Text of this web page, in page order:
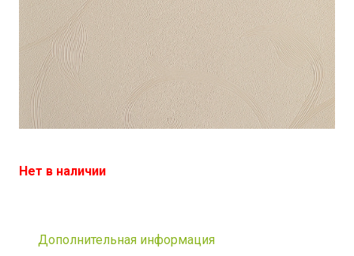
Нет в наличии
Дополнительная информация